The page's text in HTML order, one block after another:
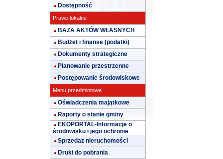
Dostępność
Prawo lokalne
BAZA AKTÓW WŁASNYCH
Budżet i finanse (podatki)
Dokumenty strategiczne
Planowanie przestrzenne
Postępowanie środowiskowe
Menu przedmiotowe
Oświadczenia majątkowe
Raporty o stanie gminy
EKOPORTAL-Informacje o
środowisku i jego ochronie
Sprzedaż nieruchomości
Druki do pobrania